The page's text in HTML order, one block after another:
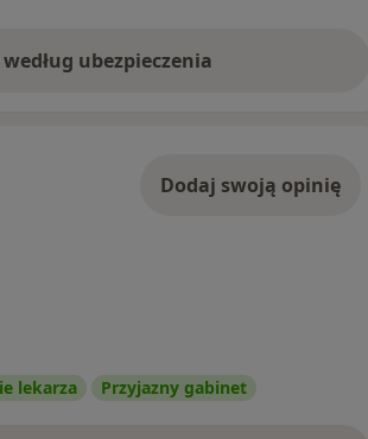
ubezpieczenia
Dodaj swoją opinię
lekarza Przyjazny gabinet